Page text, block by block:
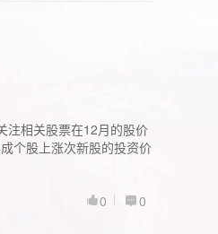
注相关股票在12月的股价
个股上涨次新股的投资价
0
0